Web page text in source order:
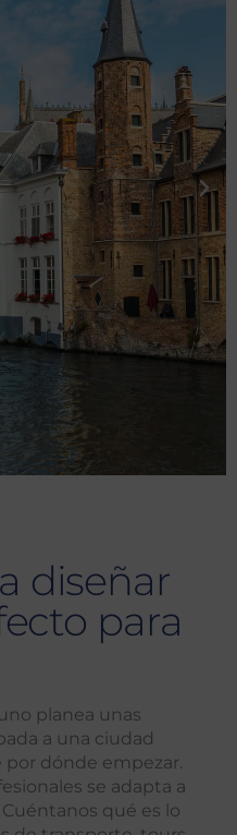
diseñar
para
planea unas
a una ciudad
por dónde empezar.
se adapta a
qué es lo